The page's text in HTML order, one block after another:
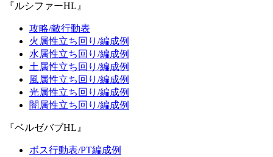
『ルシファーHL』
攻略/敵行動表
火属性立ち回り/編成例
水属性立ち回り/編成例
土属性立ち回り/編成例
風属性立ち回り/編成例
光属性立ち回り/編成例
闇属性立ち回り/編成例
『ベルゼバブHL』
ボス行動表/PT編成例